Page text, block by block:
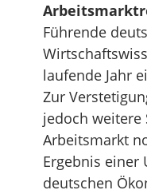
Führende
laufende Jahr
Zur
jedoch
Arbeitsmarkt
Ergebnis einer
deutschen